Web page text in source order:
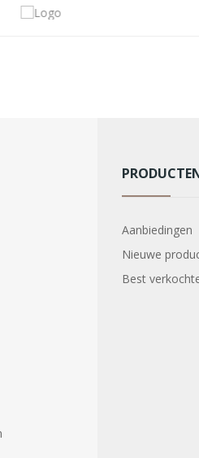
Aanbiedingen
Nieuwe
Best